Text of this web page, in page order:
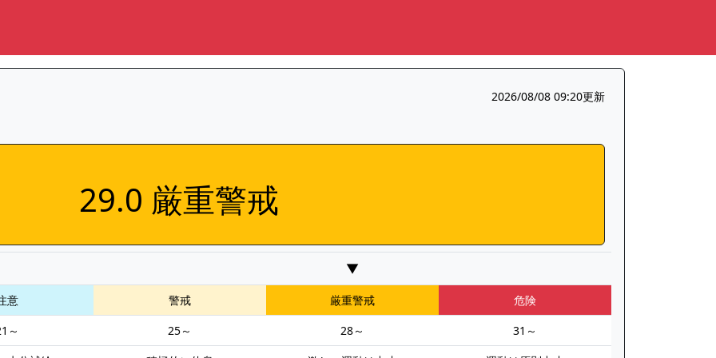
2026/08/08 09:20更新
29.0 厳重警戒
▼
意 警戒 厳重警戒
危険
～
25～ 28～
31～